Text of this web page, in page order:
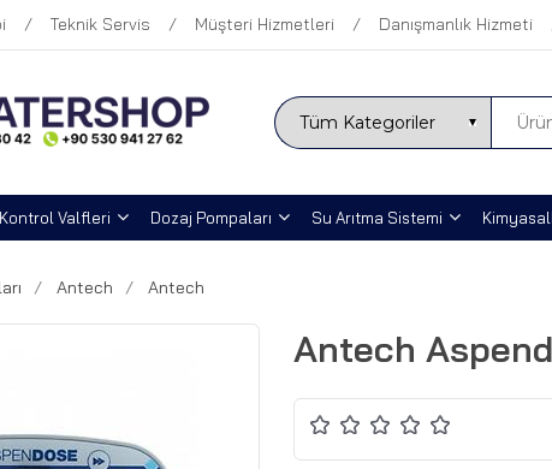
Teknik Servis Müşteri Hizmetleri Danışmanlık Hizmeti
Kontrol Valfleri Dozaj Pompaları Su Arıtma Sistemi
Antech Antech
Antech